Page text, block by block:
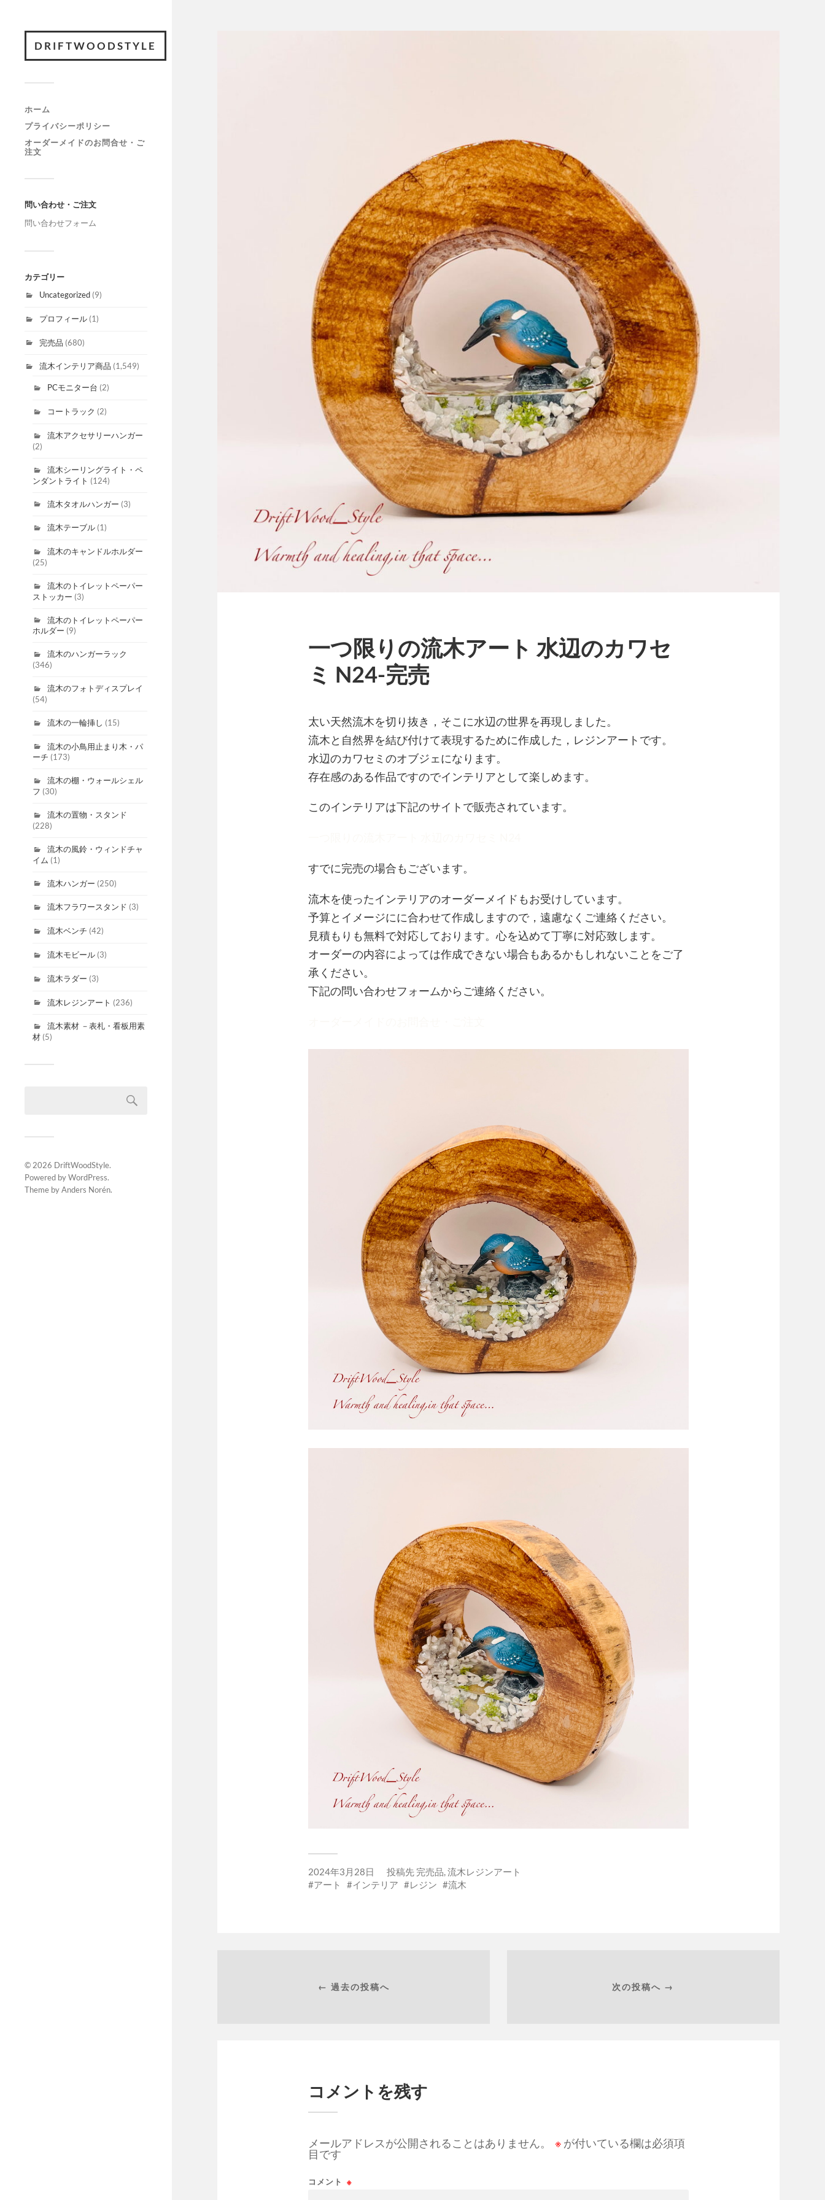
DRIFTWOODSTYLE
ホーム
プライバシーポリシー
オーダーメイドのお問合せ・ご
注文
問い合わせ・ご注文
問い合わせフォーム
カテゴリー
Uncategorized (9)
プロフィール (1)
完売品 (680)
流木インテリア商品 (1,549)
PCモニター台 (2)
コートラック (2)
流木アクセサリーハンガー
(2)
流木シーリングライト・ペ
ンダントライト (124)
流木タオルハンガー (3)
流木テーブル(1)
流木のキャンドルホルダー
(25)
流木のトイレットペーパー
ストッカー (3)
流木のトイレットペーパー
ホルダー (9)
流木のハンガーラック
(346)
流木のフォトディスプレイ
(54)
流木の一輪挿し (15)
流木の小鳥用止まり木・パ
ーチ (173)
流木の棚・ウォールシェル
フ (30)
流木の置物・スタンド
(228)
流木の風鈴・ウィンドチャ
イム (1)
流木ハンガー (250)
流木フラワースタンド (3)
流木ベンチ (42)
流木モビール(3)
流木ラダー (3)
流木レジンアート (236)
流木素材 －表札・看板用素
材(5)
© 2026 DriftWoodStyle.
Powered byWordPress.
Theme byAnders Norén.
一つ限りの流木アート 水辺のカワセ
ミ N24-完売
太い天然流木を切り抜き，そこに水辺の世界を再現しました。
流木と自然界を結び付けて表現するために作成した，レジンアートです。
水辺のカワセミのオブジェになります。
存在感のある作品ですのでインテリアとして楽しめます。
このインテリアは下記のサイトで販売されています。
すでに完売の場合もございます。
流木を使ったインテリアのオーダーメイドもお受けしています。
予算とイメージにに合わせて作成しますので，遠慮なくご連絡ください。
見積もりも無料で対応しております。心を込めて丁寧に対応致します。
オーダーの内容によっては作成できない場合もあるかもしれないことをご了
承ください。
下記の問い合わせフォームからご連絡ください。
2024年3月28日 投稿先 完売品,流木レジンアート
アート
インテリア レジン 流木
← 過去の投稿へ 次の投稿へ →
コメントを残す
メールアドレスが公開されることはありません。 ※ が付いている欄は必須項
目です
コメント ※